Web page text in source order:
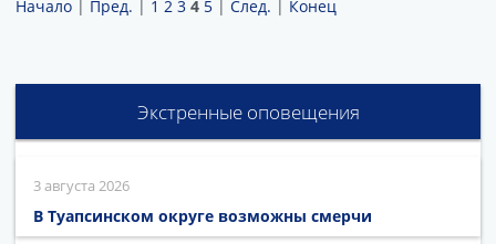
Начало Пред. 1 2 3 4 5 След. Конец
Экстренные оповещения
3 августа 2026
В Туапсинском округе возможны смерчи